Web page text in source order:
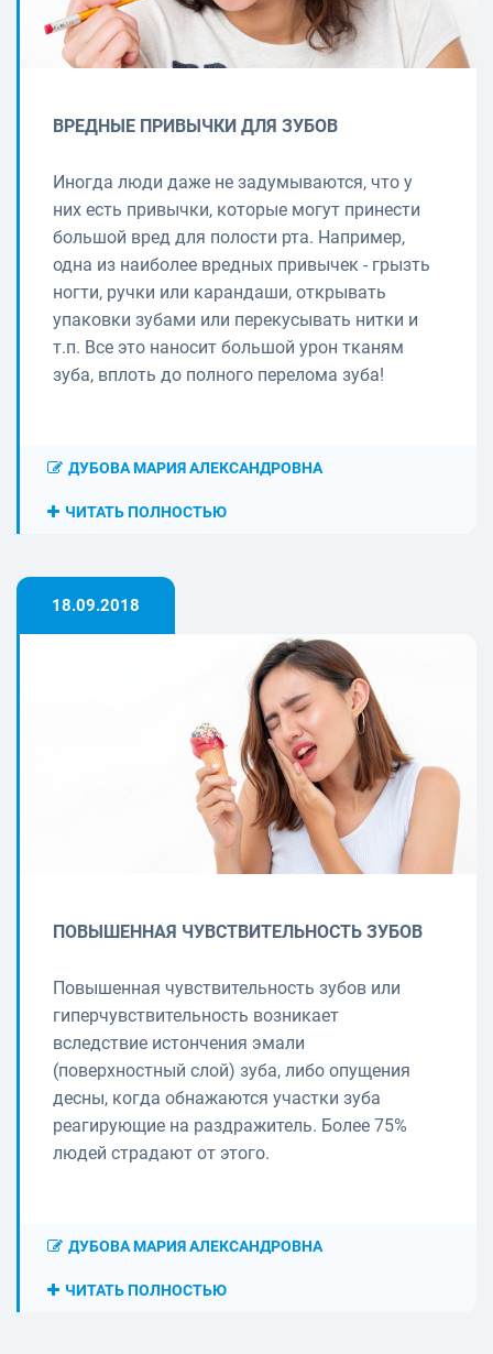
ВРЕДНЫЕ ПРИВЫЧКИ ДЛЯ ЗУБОВ
Иногда люди даже не задумываются, что у
них есть привычки, которые могут принести
большой вред для полости рта. Например,
одна из наиболее вредных привычек - грызть
ногти, ручки или карандаши, открывать
упаковки зубами или перекусывать нитки и
т.п. Все это наносит большой урон тканям
зуба, вплоть до полного перелома зуба!
ДУБОВА МАРИЯ АЛЕКСАНДРОВНА
ЧИТАТЬ ПОЛНОСТЬЮ
18.09.2018
ПОВЫШЕННАЯ ЧУВСТВИТЕЛЬНОСТЬ ЗУБОВ
Повышенная чувствительность зубов или
гиперчувствительность возникает
вследствие истончения эмали
(поверхностный слой) зуба, либо опущения
десны, когда обнажаются участки зуба
реагирующие на раздражитель. Более 75%
людей страдают от этого.
ДУБОВА МАРИЯ АЛЕКСАНДРОВНА
ЧИТАТЬ ПОЛНОСТЬЮ